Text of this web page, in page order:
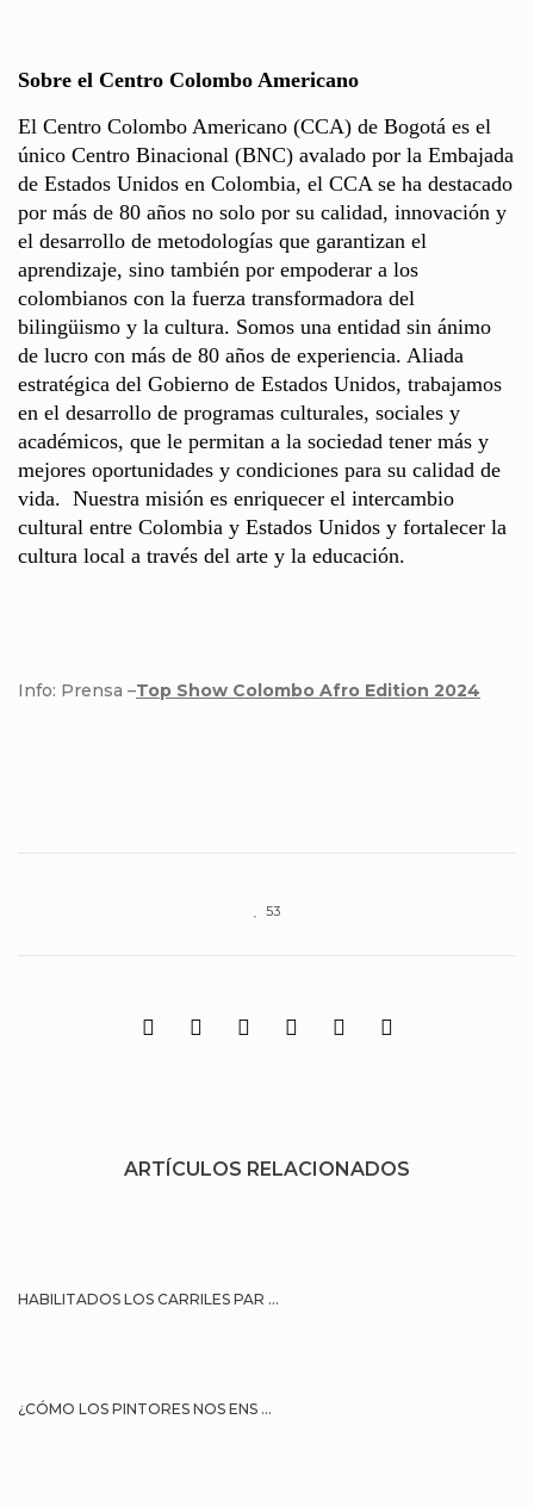
Sobre el Centro Colombo Americano
El Centro Colombo Americano (CCA) de Bogotá es el
único Centro Binacional (BNC) avalado por la Embajada
de Estados Unidos en Colombia, el CCA se ha destacado
por más de 80 años no solo por su calidad, innovación y
el desarrollo de metodologías que garantizan el
aprendizaje, sino también por empoderar a los
colombianos con la fuerza transformadora del
bilingüismo y la cultura. Somos una entidad sin ánimo
de lucro con más de 80 años de experiencia. Aliada
estratégica del Gobierno de Estados Unidos, trabajamos
en el desarrollo de programas culturales, sociales y
académicos, que le permitan a la sociedad tener más y
mejores oportunidades y condiciones para su calidad de
vida. ​ Nuestra misión es enriquecer el intercambio
cultural entre Colombia y Estados Unidos y fortalecer la
cultura local a través del arte y la educación. ​
Info: Prensa –Top Show Colombo Afro Edition 2024
53
ARTÍCULOS RELACIONADOS
HABILITADOS LOS CARRILES PAR ...
¿CÓMO LOS PINTORES NOS ENS ...